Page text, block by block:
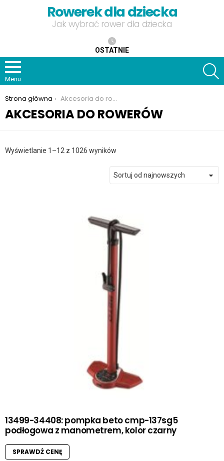
Rowerek dla dziecka
Jak wybrać rower dla dziecka
OSTATNIE
Menu
Jesteś tutaj:
Strona główna Akcesoria do rowerów
AKCESORIA DO ROWERÓW
Wyświetlanie 1–12 z 1026 wyników
13499-34408: pompka beto cmp-137sg5
podłogowa z manometrem, kolor czarny
SPRAWDŹ CENĘ